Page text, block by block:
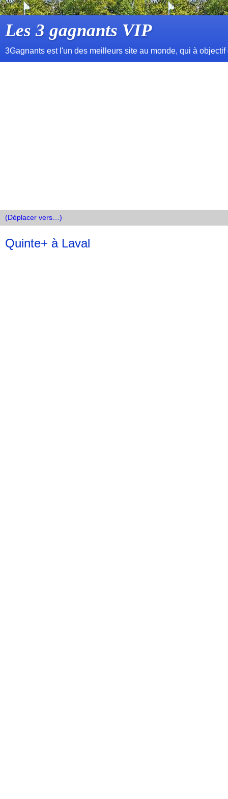
Les 3 gagnants VIP
3Gagnants est l'un des meilleurs site au monde, qui à
Quinte+ à Laval